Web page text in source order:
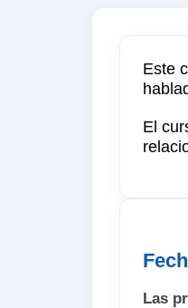
Este
El
Las